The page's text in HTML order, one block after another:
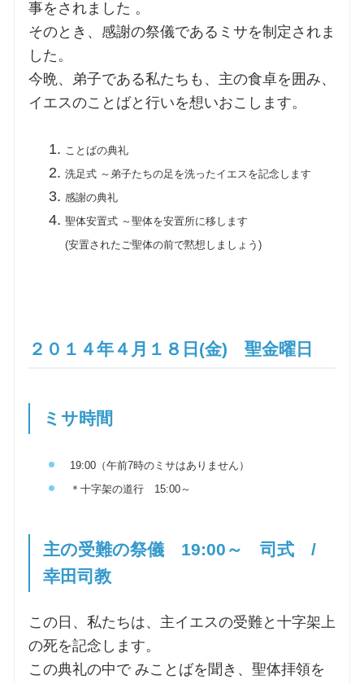
事をされました 。
そのとき、感謝の祭儀であるミサを制定されま
した。
今晩、弟子である私たちも、主の食卓を囲み、
イエスのことばと行いを想いおこします。
ことばの典礼
洗足式 ～弟子たちの足を洗ったイエスを記念します
感謝の典礼
聖体安置式 ～聖体を安置所に移します
(安置されたご聖体の前で黙想しましょう)
２０１４年４月１８日(金) 聖金曜日
ミサ時間
19:00（午前7時のミサはありません）
＊十字架の道行 15:00～
主の受難の祭儀 19:00～ 司式 /
幸田司教
この日、私たちは、主イエスの受難と十字架上
の死を記念します。
この典礼の中で みことばを聞き、聖体拝領を